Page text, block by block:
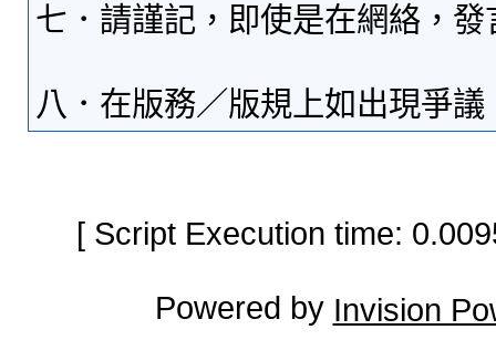
七．請謹記，即使是在網絡，
八．在版務／版規上如出現爭
[ Script Execution time:
Powered by Invision